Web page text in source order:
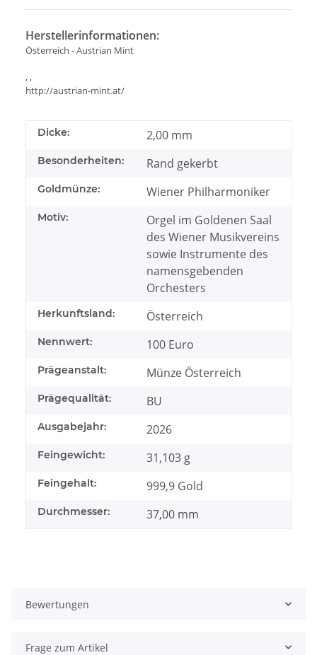
Herstellerinformationen:
Österreich - Austrian Mint
, ,
http://austrian-mint.at/
Dicke: 2,00 mm
Besonderheiten: Rand gekerbt
Goldmünze: Wiener Philharmoniker
Motiv:
Orgel im Goldenen Saal
des Wiener Musikvereins
sowie Instrumente des
namensgebenden
Orchesters
Herkunftsland: Österreich
Nennwert: 100 Euro
Prägeanstalt: Münze Österreich
Prägequalität: BU
Ausgabejahr: 2026
Feingewicht: 31,103 g
Feingehalt: 999,9 Gold
Durchmesser: 37,00 mm
Bewertungen
Frage zum Artikel